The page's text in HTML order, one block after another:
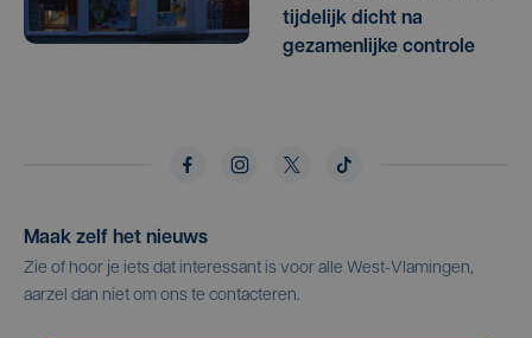
tijdelijk dicht na
gezamenlijke controle
Maak zelf het nieuws
Zie of hoor je iets dat interessant is voor alle West-Vlamingen,
aarzel dan niet om ons te contacteren.